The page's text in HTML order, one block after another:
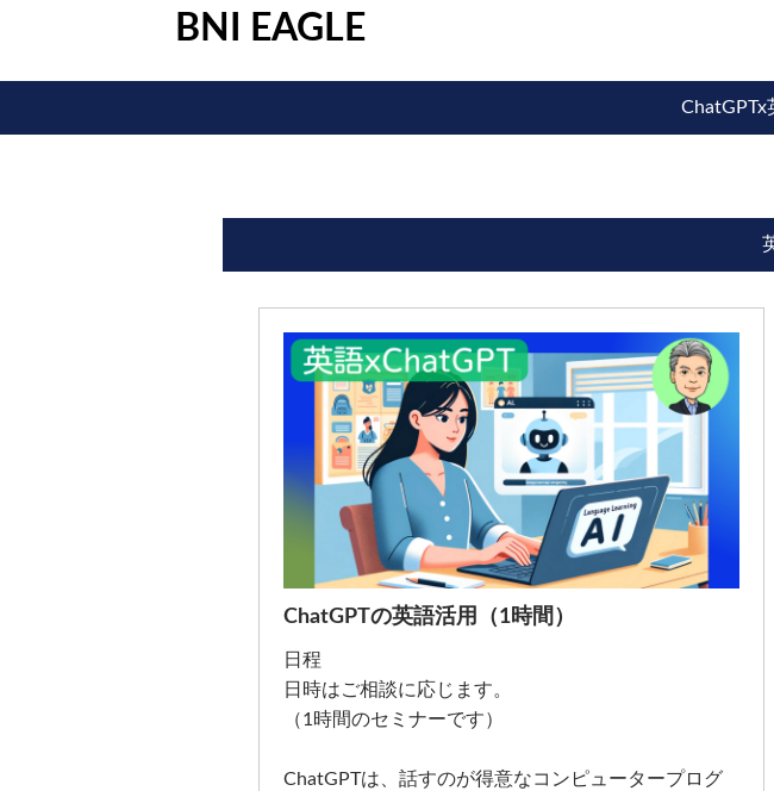
BNI EAGLE
ChatGPTx
ChatGPTの英語活用（1時間）
日程
日時はご相談に応じます。
（1時間のセミナーです）
ChatGPTは、話すのが得意なコンピュータープログ